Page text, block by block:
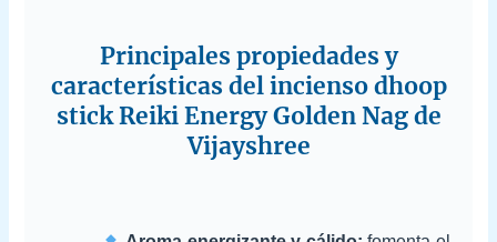
Principales propiedades y
características del incienso dhoop
stick Reiki Energy Golden Nag de
Vijayshree